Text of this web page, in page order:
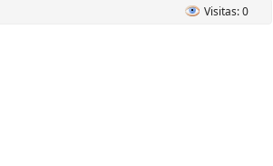
Visitas: 0